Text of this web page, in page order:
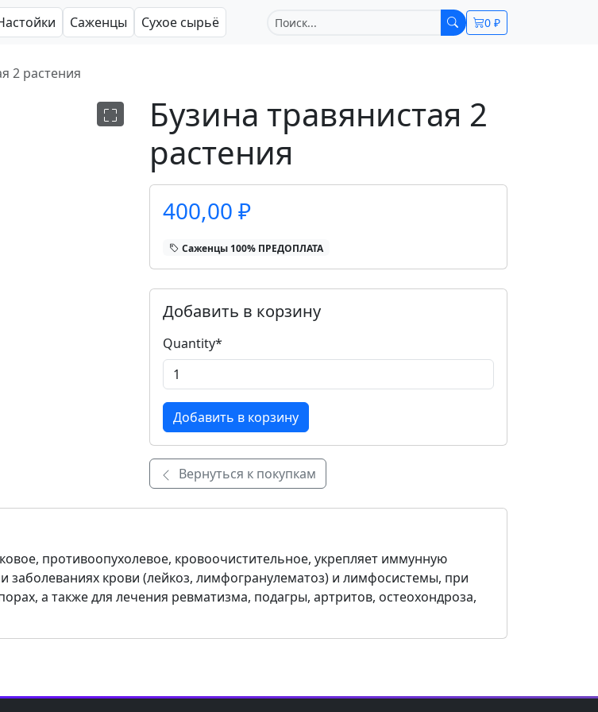
0 ₽
Саженцы Сухое сырьё
2 растения
Бузина травянистая 2
растения
400,00 ₽
Саженцы 100% ПРЕДОПЛАТА
Добавить в корзину
Quantity*
Вернуться к покупкам
противоопухолевое, кровоочистительное, укрепляет иммунную
заболеваниях крови (лейкоз, лимфогранулематоз) и лимфосистемы, при
а также для лечения ревматизма, подагры, артритов, остеохондроза,